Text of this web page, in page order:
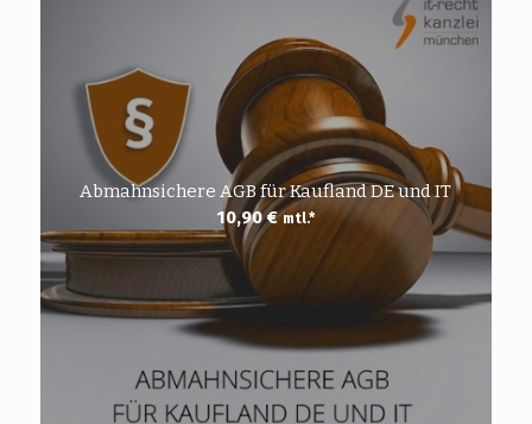
Abmahnsichere AGB für Kaufland DE und IT
10,90€ mtl.*